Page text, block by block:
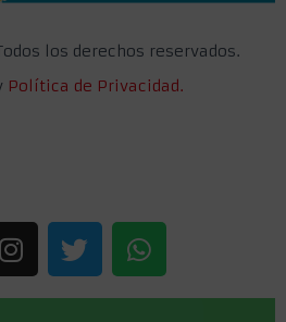
los derechos reservados.
Política de Privacidad.